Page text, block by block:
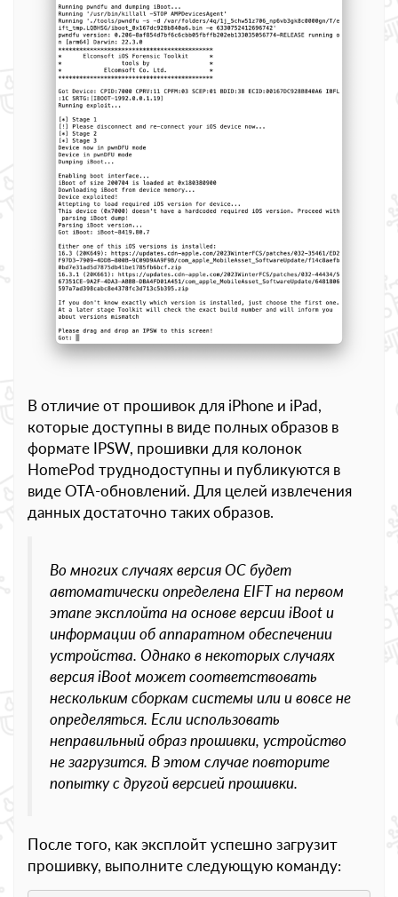
В отличие от прошивок для iPhone и iPad,
которые доступны в виде полных образов в
формате IPSW, прошивки для колонок
HomePod труднодоступны и публикуются в
виде OTA-обновлений. Для целей извлечения
данных достаточно таких образов.
Во многих случаях версия ОС будет
автоматически определена EIFT на первом
этапе эксплойта на основе версии iBoot и
информации об аппаратном обеспечении
устройства. Однако в некоторых случаях
версия iBoot может соответствовать
нескольким сборкам системы или и вовсе не
определяться. Если использовать
неправильный образ прошивки, устройство
не загрузится. В этом случае повторите
попытку с другой версией прошивки.
После того, как эксплойт успешно загрузит
прошивку, выполните следующую команду: